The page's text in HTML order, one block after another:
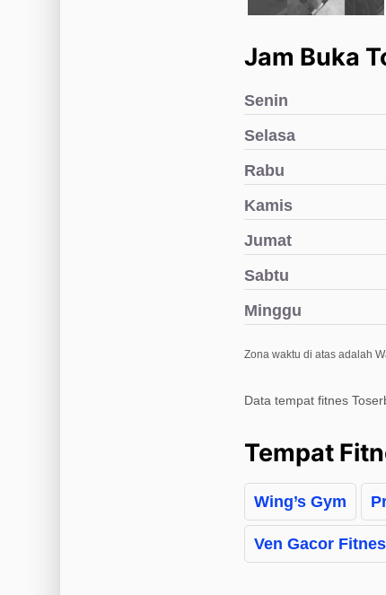
Jam Buka
Senin
Selasa
Rabu
Kamis
Jumat
Sabtu
Minggu
Zona waktu di atas adalah
Data tempat fitnes
Tempat
Wing’s Gym
Ven Gacor